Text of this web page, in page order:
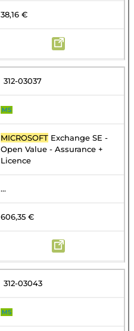
38,16 €
312-03037
MS
MICROSOFT Exchange SE -
Open Value - Assurance +
Licence
...
606,35 €
312-03043
MS